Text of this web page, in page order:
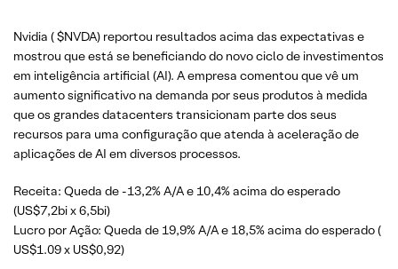
Nvidia ( $NVDA) reportou resultados acima das expectativas e
mostrou que está se beneficiando do novo ciclo de investimentos
em inteligência artificial (AI). A empresa comentou que vê um
aumento significativo na demanda por seus produtos à medida
que os grandes datacenters transicionam parte dos seus
recursos para uma configuração que atenda à aceleração de
aplicações de AI em diversos processos.
Receita: Queda de -13,2% A/A e 10,4% acima do esperado
(US$7,2bi x 6,5bi)
Lucro por Ação: Queda de 19,9% A/A e 18,5% acima do esperado (
US$1.09 x US$0,92)